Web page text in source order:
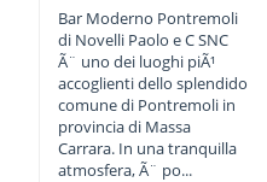
Bar Moderno Pontremoli
di Novelli Paolo e C SNC
Ã¨ uno dei luoghi piÃ¹
accoglienti dello splendido
comune di Pontremoli in
provincia di Massa
Carrara. In una tranquilla
atmosfera, Ã¨ po...